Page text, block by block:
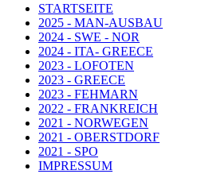
STARTSEITE
2025 - MAN-AUSBAU
2024 - SWE - NOR
2024 - ITA- GREECE
2023 - LOFOTEN
2023 - GREECE
2023 - FEHMARN
2022 - FRANKREICH
2021 - NORWEGEN
2021 - OBERSTDORF
2021 - SPO
IMPRESSUM